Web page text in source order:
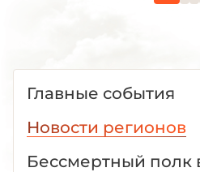
Главные события
Новости регионов
Бессмертный полк